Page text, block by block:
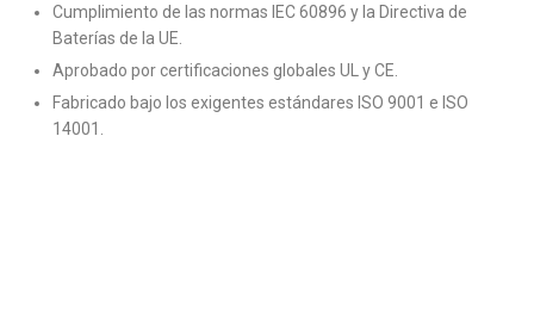
Cumplimiento de las normas IEC 60896 y la Directiva de
Baterías de la UE.
Aprobado por certificaciones globales UL y CE.
Fabricado bajo los exigentes estándares ISO 9001 e ISO
14001.